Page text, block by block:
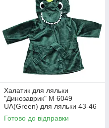
Халатик для ляльки
"Динозаврик" M 6049
UA(Green) для ляльки 43-46
см
Готово до відправки